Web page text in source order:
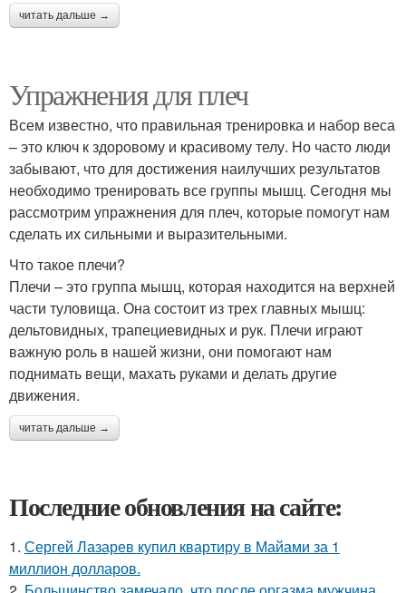
читать дальше →
Упражнения для плеч
Всем известно, что правильная тренировка и набор веса
– это ключ к здоровому и красивому телу. Но часто люди
забывают, что для достижения наилучших результатов
необходимо тренировать все группы мышц. Сегодня мы
рассмотрим упражнения для плеч, которые помогут нам
сделать их сильными и выразительными.
Что такое плечи?
Плечи – это группа мышц, которая находится на верхней
части туловища. Она состоит из трех главных мышц:
дельтовидных, трапециевидных и рук. Плечи играют
важную роль в нашей жизни, они помогают нам
поднимать вещи, махать руками и делать другие
движения.
читать дальше →
Последние обновления на сайте:
1. Сергей Лазарев купил квартиру в Майами за 1
миллион долларов.